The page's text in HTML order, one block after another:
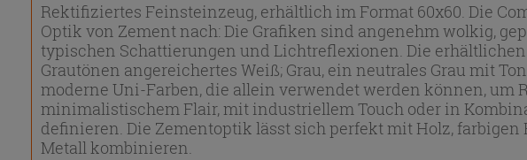
Rektifiziertes Feinsteinzeug, erhältlich im Format 60x60. Die
Optik von Zement nach: Die Grafiken sind angenehm wolkig,
typischen Schattierungen und Lichtreflexionen. Die
Grautönen angereichertes Weiß; Grau, ein neutrales Grau mit
moderne Uni-Farben, die allein verwendet werden können, um
minimalistischem Flair, mit industriellem Touch oder in
definieren. Die Zementoptik lässt sich perfekt mit Holz,
Metall kombinieren.